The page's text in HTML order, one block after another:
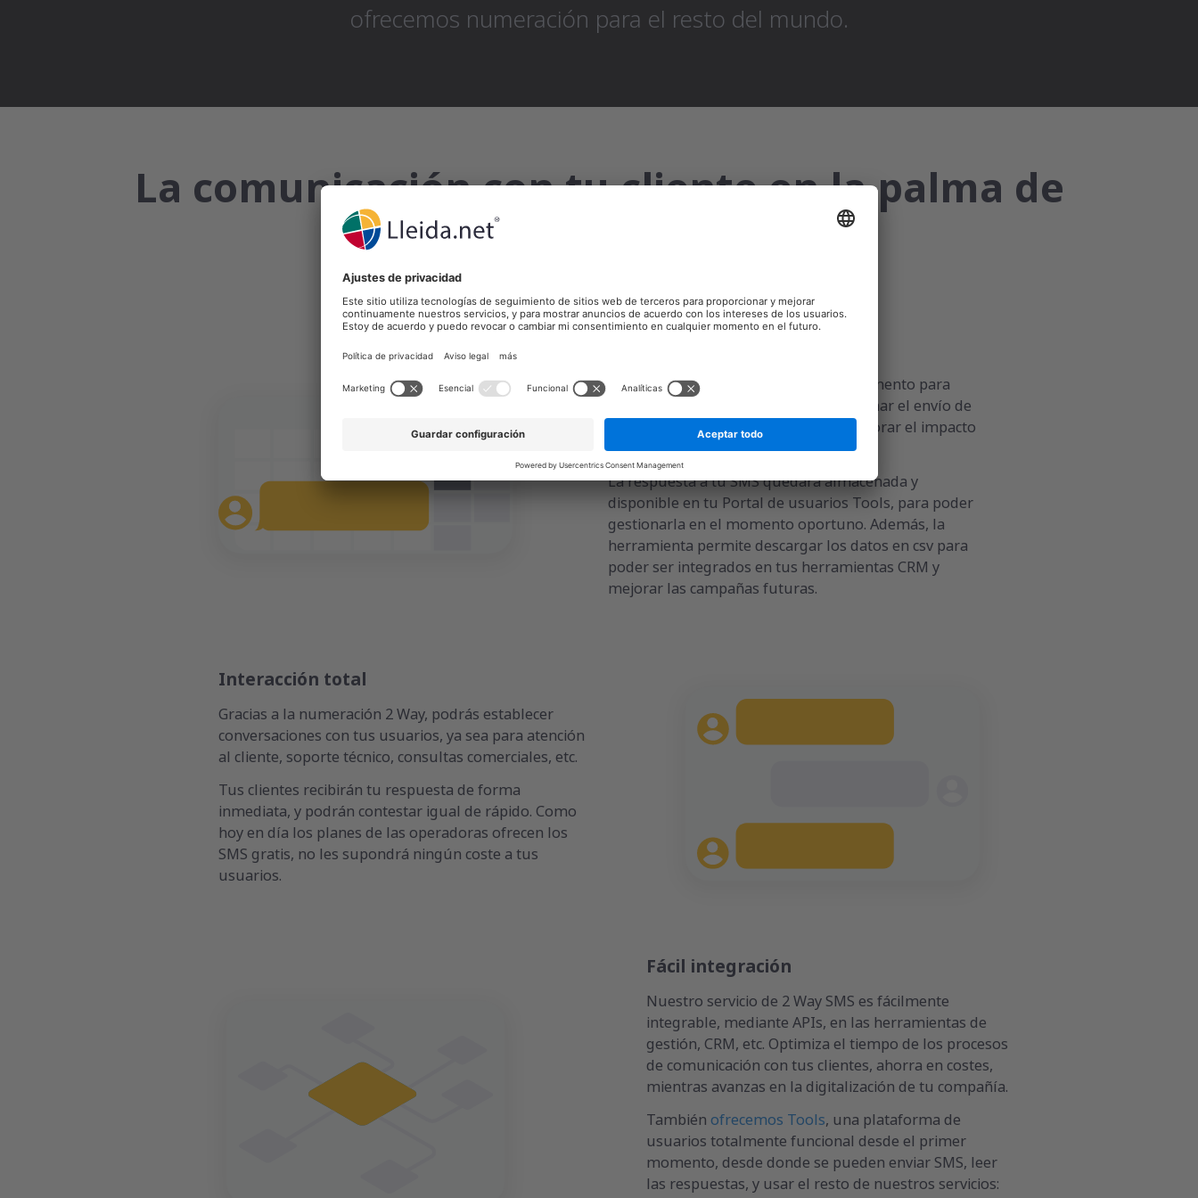
ofrecemos numeración para el resto del mundo.
La comunicación con tu cliente en la palma de
Contacta con tu cliente en el mejor momento para
conseguir su atención. Puedes programar el envío de
los SMS outbound (salientes) para mejorar el impacto
y la conversión de tus campañas.
La respuesta a tu SMS quedará almacenada y
disponible en tu Portal de usuarios Tools, para poder
gestionarla en el momento oportuno. Además, la
herramienta permite descargar los datos en csv para
poder ser integrados en tus herramientas CRM y
mejorar las campañas futuras.
Interacción total
Gracias a la numeración 2 Way, podrás establecer
conversaciones con tus usuarios, ya sea para atención
al cliente, soporte técnico, consultas comerciales, etc.
Tus clientes recibirán tu respuesta de forma
inmediata, y podrán contestar igual de rápido. Como
hoy en día los planes de las operadoras ofrecen los
SMS gratis, no les supondrá ningún coste a tus
usuarios.
Fácil integración
Nuestro servicio de 2 Way SMS es fácilmente
integrable, mediante APIs, en las herramientas de
gestión, CRM, etc. Optimiza el tiempo de los procesos
de comunicación con tus clientes, ahorra en costes,
mientras avanzas en la digitalización de tu compañía.
Tambiénofrecemos Tools, una plataforma de
usuarios totalmente funcional desde el primer
momento, desde donde se pueden enviar SMS, leer
las respuestas, y usar el resto de nuestros servicios: